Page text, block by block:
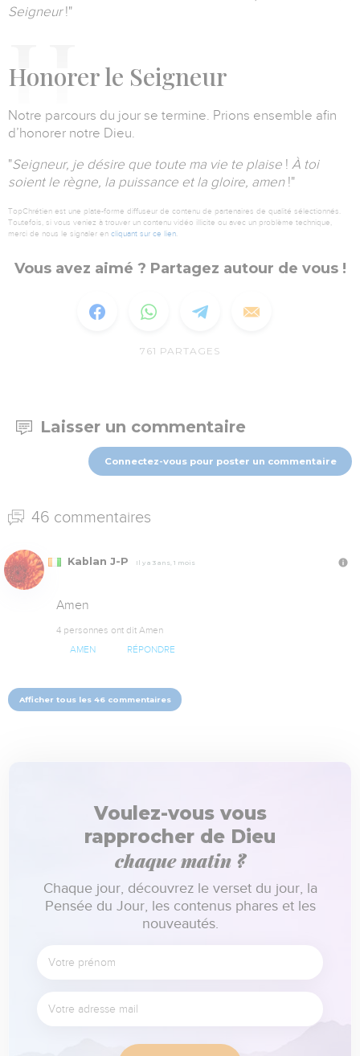
Seigneur!"
Honorer le Seigneur
Notre parcours du jour se termine. Prions ensemble afin
d’honorer notre Dieu.
"Seigneur, je désire que toute ma vie te plaise ! À toi
soient le règne, la puissance et la gloire, amen!"
TopChrétien est une plate-forme diffuseur de contenu de partenaires de qualité sélectionnés.
Toutefois, si vous veniez à trouver un contenu vidéo illicite ou avec un problème technique,
merci de nous le signaler en cliquant sur ce lien.
Vous avez aimé ? Partagez autour de vous !
761 PARTAGES
Laisser un commentaire
Connectez-vous pour poster un commentaire
46 commentaires
Kablan J-P Il y a 3 ans, 1 mois
Amen
4 personnes ont dit Amen
AMEN RÉPONDRE
Afficher tous les 46 commentaires
Voulez-vous vous
rapprocher de Dieu
chaque matin ?
Chaque jour, découvrez le verset du jour, la
Pensée du Jour, les contenus phares et les
nouveautés.